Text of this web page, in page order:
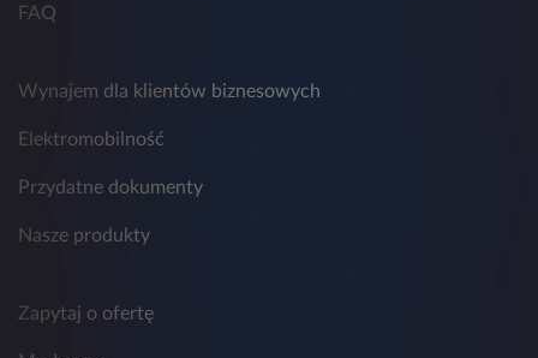
FAQ
Wynajem dla klientów biznesowych
Elektromobilność
Przydatne dokumenty
Nasze produkty
Zapytaj o ofertę